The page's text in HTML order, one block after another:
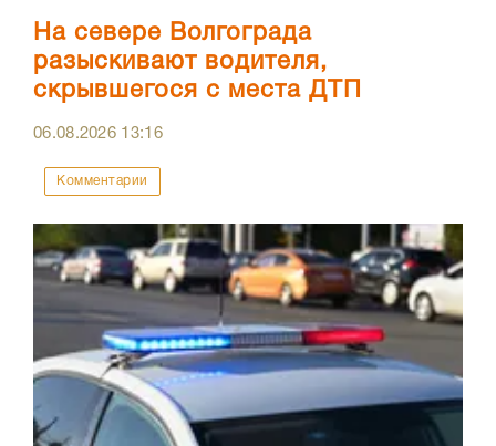
На севере Волгограда
разыскивают водителя,
скрывшегося с места ДТП
06.08.2026 13:16
Комментарии